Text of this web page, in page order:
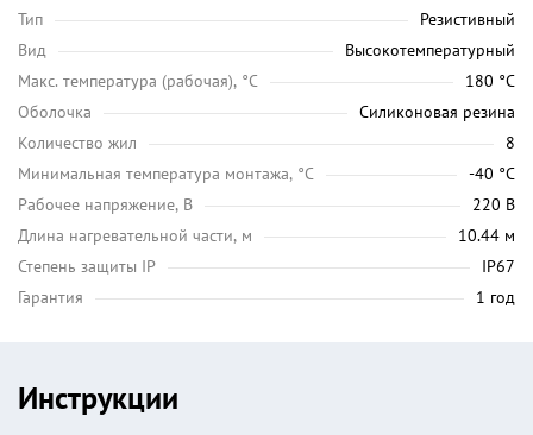
Тип
Резистивный
Вид
Высокотемпературный
Maкс. температура (рабочая), °C
180 °C
Оболочка
Силиконовая резина
Количество жил
8
Минимальная температура монтажа, °C
-40 °C
Рабочее напряжение, В
220 В
Длина нагревательной части, м
10.44 м
Степень защиты IP
IP67
Гарантия
1 год
Инструкции